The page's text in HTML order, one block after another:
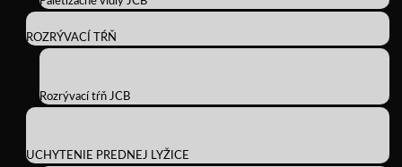
ROZRÝVACÍ TŔŇ
Rozrývací tŕň JCB
UCHYTENIE PREDNEJ LYŽICE